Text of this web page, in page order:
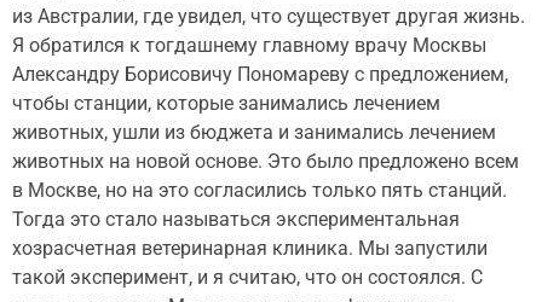
из Австралии, где увидел, что существует другая жизнь.
Я обратился к тогдашнему главному врачу Москвы
Александру Борисовичу Пономареву с предложением,
чтобы станции, которые занимались лечением
животных, ушли из бюджета и занимались лечением
животных на новой основе. Это было предложено всем
в Москве, но на это согласились только пять станций.
Тогда это стало называться экспериментальная
хозрасчетная ветеринарная клиника. Мы запустили
такой эксперимент, и я считаю, что он состоялся. С